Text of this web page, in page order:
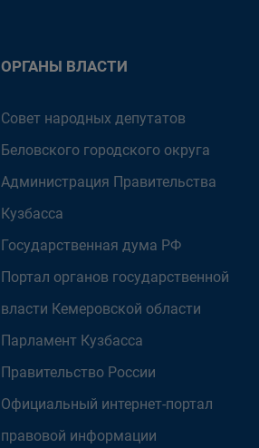
ОРГАНЫ ВЛАСТИ
Совет народных депутатов
Беловского городского округа
Администрация Правительства
Кузбасса
Государственная дума РФ
Портал органов государственной
власти Кемеровской области
Парламент Кузбасса
Правительство России
Официальный интернет-портал
правовой информации